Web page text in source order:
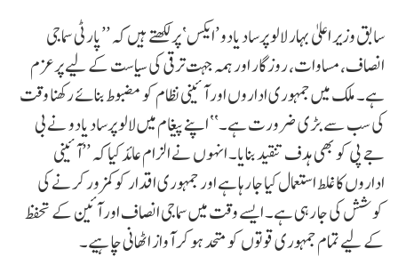
سابق وزیر اعلیٰ بہار لالو پرساد یادو ’ایکس‘ پر لکھتے ہیں کہ ’’پارٹی سماجی
انصاف، مساوات، روزگار اور ہمہ جہت ترقی کی سیاست کے لیے پرعزم
ہے۔ ملک میں جمہوری اداروں اور آئینی نظام کو مضبوط بنائے رکھنا وقت
کی سب سے بڑی ضرورت ہے۔‘‘ اپنے پیغام میں لالو پرساد یادو نے بی
جے پی کو بھی ہدف تنقید بنایا۔ انہوں نے الزام عائد کیا کہ ’’آئینی
اداروں کا غلط استعمال کیا جا رہا ہے اور جمہوری اقدار کو کمزور کرنے کی
کوشش کی جا رہی ہے۔ ایسے وقت میں سماجی انصاف اور آئین کے تحفظ
کے لیے تمام جمہوری قوتوں کو متحد ہو کر آواز اٹھانی چاہیے۔